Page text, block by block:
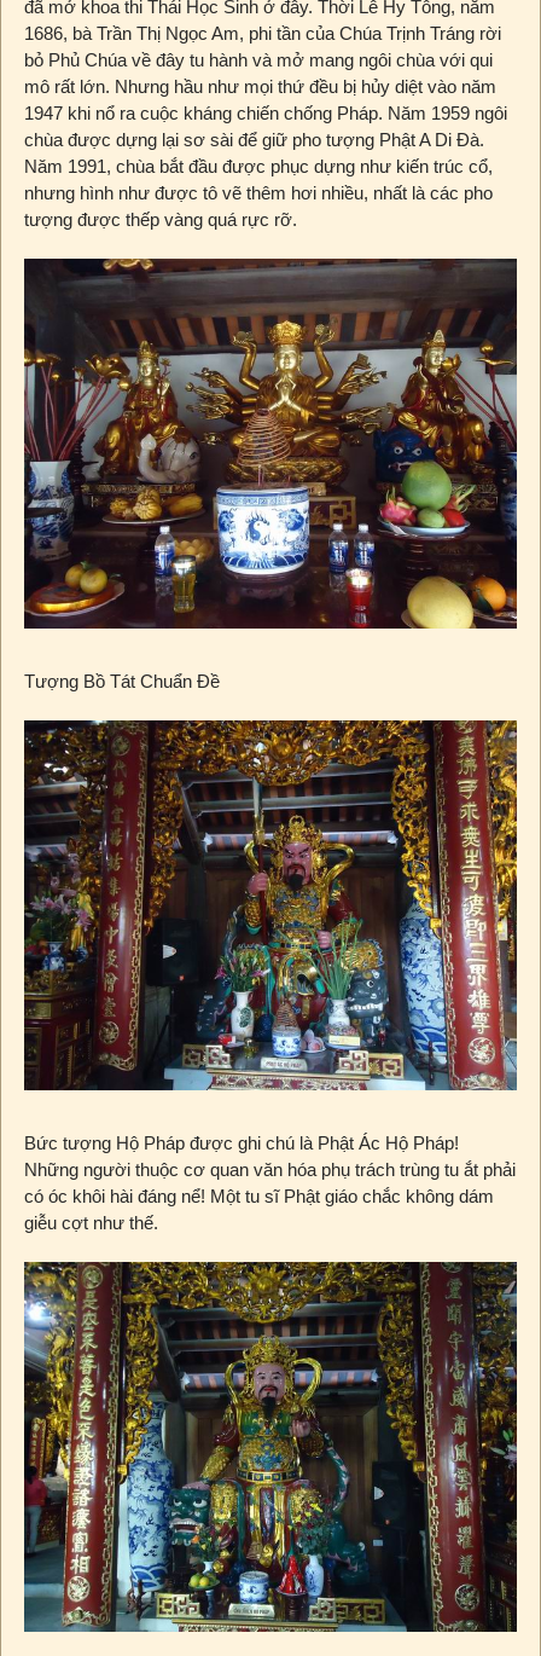
đã mở khoa thi Thái Học Sinh ở đây. Thời Lê Hy Tông, năm
1686, bà Trần Thị Ngọc Am, phi tần của Chúa Trịnh Tráng rời
bỏ Phủ Chúa về đây tu hành và mở mang ngôi chùa với qui
mô rất lớn. Nhưng hầu như mọi thứ đều bị hủy diệt vào năm
1947 khi nổ ra cuộc kháng chiến chống Pháp. Năm 1959 ngôi
chùa được dựng lại sơ sài để giữ pho tượng Phật A Di Đà.
Năm 1991, chùa bắt đầu được phục dựng như kiến trúc cổ,
nhưng hình như được tô vẽ thêm hơi nhiều, nhất là các pho
tượng được thếp vàng quá rực rỡ.
Tượng Bồ Tát Chuẩn Đề
Bức tượng Hộ Pháp được ghi chú là Phật Ác Hộ Pháp!
Những người thuộc cơ quan văn hóa phụ trách trùng tu ắt phải
có óc khôi hài đáng nể! Một tu sĩ Phật giáo chắc không dám
giễu cợt như thế.